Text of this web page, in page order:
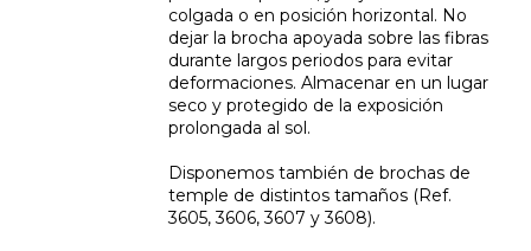
colgada o en posición horizontal. No
dejar la brocha apoyada sobre las fibras
durante largos periodos para evitar
deformaciones. Almacenar en un lugar
seco y protegido de la exposición
prolongada al sol.
Disponemos también de brochas de
temple de distintos tamaños (Ref.
3605, 3606, 3607 y 3608).